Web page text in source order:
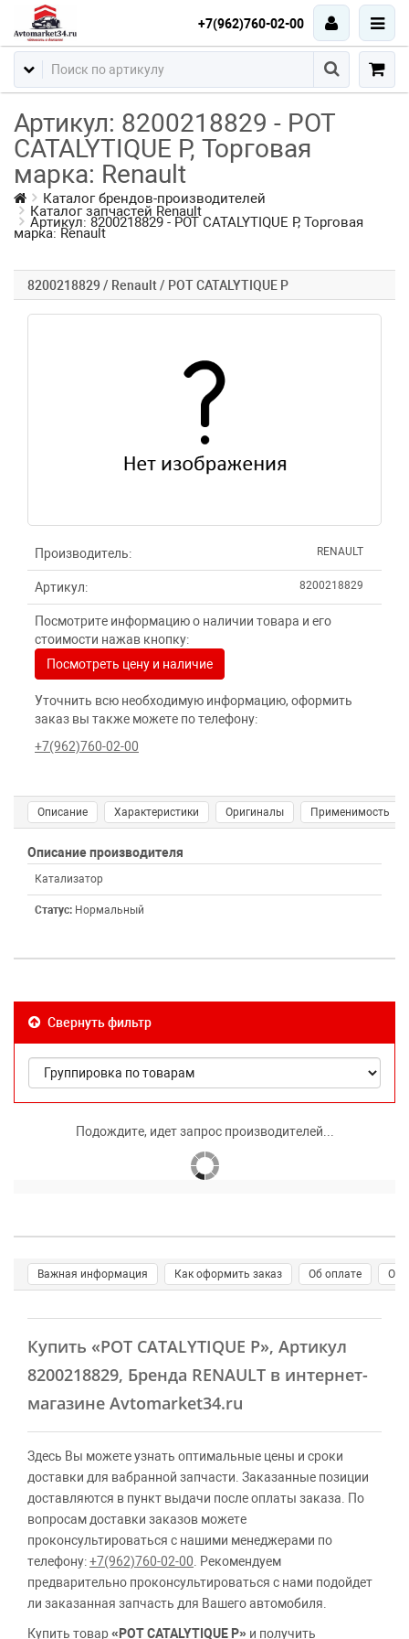
+7(962)760-02-00
Артикул: 8200218829 - POT
CATALYTIQUE P, Торговая
марка: Renault
Каталог брендов-производителей
Каталог запчастей Renault
Артикул: 8200218829 - POT CATALYTIQUE P, Торговая
марка: Renault
8200218829 / Renault / POT CATALYTIQUE P
Производитель: RENAULT
Артикул: 8200218829
Посмотрите информацию о наличии товара и его
стоимости нажав кнопку:
Посмотреть цену и наличие
Уточнить всю необходимую информацию, оформить
заказ вы также можете по телефону:
+7(962)760-02-00
Описание Характеристики Оригиналы Применимость
Описание производителя
Катализатор
Статус: Нормальный
Свернуть фильтр
Подождите, идет запрос производителей...
Важная информация Как оформить заказ Об оплате О
Купить «POT CATALYTIQUE P», Артикул
8200218829, Бренда RENAULT в интернет-
магазине Avtomarket34.ru
Здесь Вы можете узнать оптимальные цены и сроки
доставки для вабранной запчасти. Заказанные позиции
доставляются в пункт выдачи после оплаты заказа. По
вопросам доставки заказов можете
проконсультироваться с нашими менеджерами по
телефону:+7(962)760-02-00 . Рекомендуем
предварительно проконсультироваться с нами подойдет
ли заказанная запчасть для Вашего автомобиля.
Купить товар«POT CATALYTIQUE P» и получить